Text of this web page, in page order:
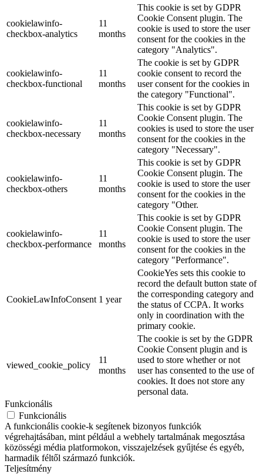
cookielawinfo-
checkbox-analytics
11
months
This cookie is set by GDPR
Cookie Consent plugin. The
cookie is used to store the user
consent for the cookies in the
category "Analytics".
cookielawinfo-
checkbox-functional
11
months
The cookie is set by GDPR
cookie consent to record the
user consent for the cookies in
the category "Functional".
cookielawinfo-
checkbox-necessary
11
months
This cookie is set by GDPR
Cookie Consent plugin. The
cookies is used to store the user
consent for the cookies in the
category "Necessary".
cookielawinfo-
checkbox-others
11
months
This cookie is set by GDPR
Cookie Consent plugin. The
cookie is used to store the user
consent for the cookies in the
category "Other.
cookielawinfo-
checkbox-performance
11
months
This cookie is set by GDPR
Cookie Consent plugin. The
cookie is used to store the user
consent for the cookies in the
category "Performance".
CookieLawInfoConsent 1 year
CookieYes sets this cookie to
record the default button state of
the corresponding category and
the status of CCPA. It works
only in coordination with the
primary cookie.
viewed_cookie_policy
11
months
The cookie is set by the GDPR
Cookie Consent plugin and is
used to store whether or not
user has consented to the use of
cookies. It does not store any
personal data.
Funkcionális
Funkcionális
A funkcionális cookie-k segítenek bizonyos funkciók
végrehajtásában, mint például a webhely tartalmának megosztása
közösségi média platformokon, visszajelzések gyűjtése és egyéb,
harmadik féltől származó funkciók.
Teljesítmény